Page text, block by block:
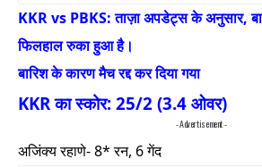
KKR vs PBKS: ताज़ा अपडेट्स के अनुसार,
फिलहाल रुका हुआ है।
बारिश के कारण मैच रद्द कर दिया गया
KKR का स्कोर: 25/2 (3.4 ओवर)
- Advertisement -
अजिंक्य रहाणे- 8* रन, 6 गेंद